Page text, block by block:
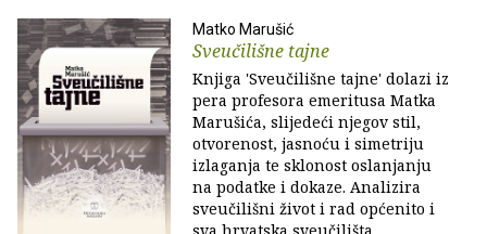
Matko Marušić
Sveučilišne tajne
Knjiga 'Sveučilišne tajne' dolazi iz
pera profesora emeritusa Matka
Marušića, slijedeći njegov stil,
otvorenost, jasnoću i simetriju
izlaganja te sklonost oslanjanju
na podatke i dokaze. Analizira
sveučilišni život i rad općenito i